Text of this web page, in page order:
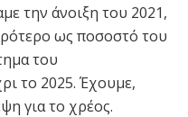
την άνοιξη του 2021,
ως ποσοστό του
του
το 2025. Έχουμε,
για το χρέος.